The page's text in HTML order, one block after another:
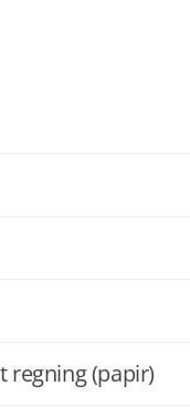
regning (papir)